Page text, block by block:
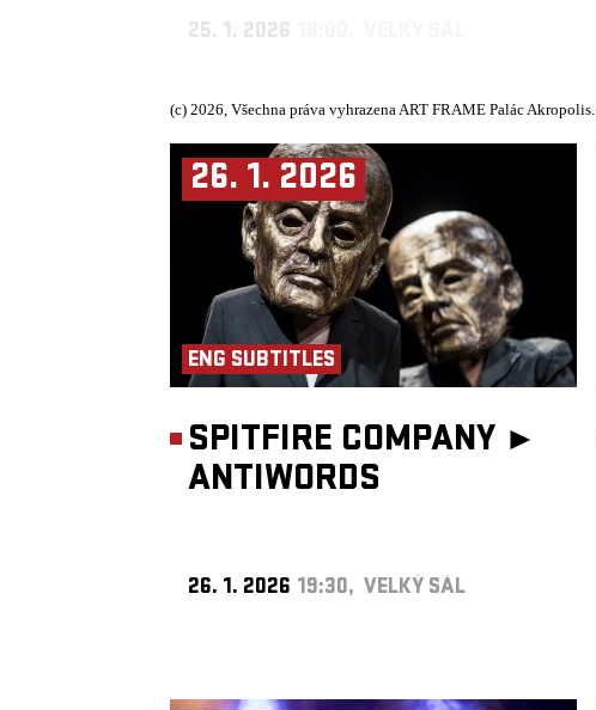
25. 1. 2026
26. 1. 2026
ENG SUBTITLES
SPITFIRE COMPANY ►
ANTIWORDS
26. 1. 2026 19:30, VELKÝ SÁL
(c) 2026, Všechna práva vyhrazena ART FRAME Palác Akropolis.